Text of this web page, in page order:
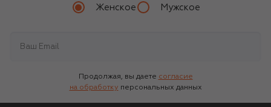
Женское Мужское
Продолжая, вы даете согласие
на обработку персональных данных